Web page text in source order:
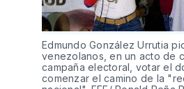
Edmundo González Urrutia
venezolanos, en un acto de
campaña electoral, votar el
comenzar el camino de la